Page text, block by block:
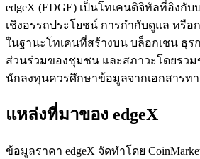
คัดลอกการซื้อขาย
เข้าร่วมกับเทรดเดอร์ชั้นนำ
edgeX (EDGE) เป็นโทเคนดิจิทัลที่อิง
เชิงอรรถประโยชน์ การกำกับดูแล หรื
ในฐานะโทเคนที่สร้างบน บล็อกเชน ธุ
ส่วนร่วมของชุมชน และสภาวะโดยรวม
นักลงทุนควรศึกษาข้อมูลจากเอกสารท
แหล่งที่มาของ edgeX
ข้อมูลราคา edgeX จัดทำโดย